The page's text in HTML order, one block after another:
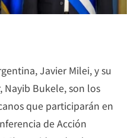
Javier Milei, y su
Bukele, son los
que participarán en
de Acción